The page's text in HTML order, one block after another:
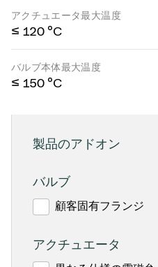
アクチュエータ最大温度
≤ 120 °C
バルブ本体最大温度
≤ 150 °C
製品のアドオン
バルブ
顧客固有フランジ
アクチュエータ